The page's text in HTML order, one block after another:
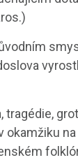
tragédie,
okamžiku